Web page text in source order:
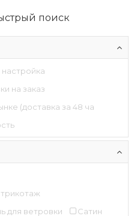
поиск
на заказ
(доставка за 48 ча
для ветровки
Сатин